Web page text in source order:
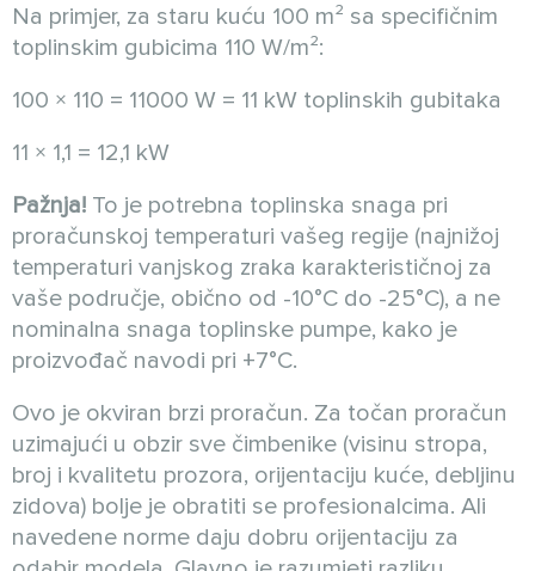
Na primjer, za staru kuću 100 m² sa specifičnim
toplinskim gubicima 110 W/m²:
100 × 110 = 11000 W = 11 kW toplinskih gubitaka
11 × 1,1 = 12,1 kW
Pažnja! To je potrebna toplinska snaga pri
proračunskoj temperaturi vašeg regije (najnižoj
temperaturi vanjskog zraka karakterističnoj za
vaše područje, obično od -10°C do -25°C), a ne
nominalna snaga toplinske pumpe, kako je
proizvođač navodi pri +7°C.
Ovo je okviran brzi proračun. Za točan proračun
uzimajući u obzir sve čimbenike (visinu stropa,
broj i kvalitetu prozora, orijentaciju kuće, debljinu
zidova) bolje je obratiti se profesionalcima. Ali
navedene norme daju dobru orijentaciju za